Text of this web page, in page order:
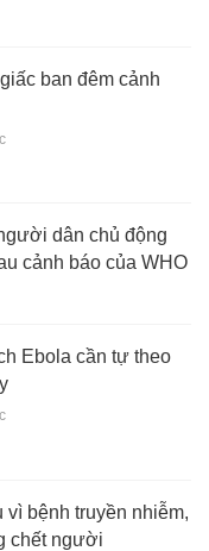
ban đêm cảnh
dân chủ động
cảnh báo của WHO
Ebola cần tự theo
vì bệnh truyền nhiễm,
chết người